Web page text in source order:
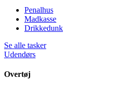
Penalhus
Madkasse
Drikkedunk
Se alle tasker
Udendørs
Overtøj